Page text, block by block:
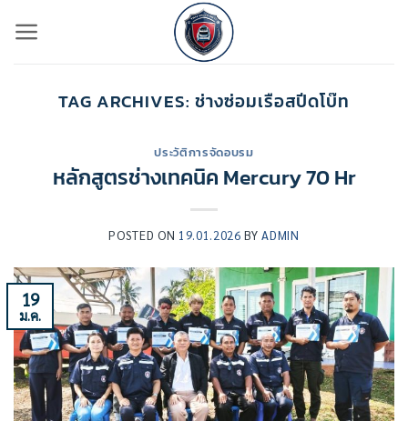
ไป
TAG ARCHIVES:ช่างซ่อมเรือสปีดโบ๊ท
ประวัติการจัดอบรม
หลักสูตรช่างเทคนิค Mercury 70 Hr
POSTED ON 19.01.2026 BYADMIN
19
ม.ค.